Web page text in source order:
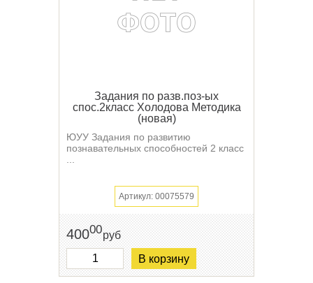
Задания по разв.поз-ых
спос.2класс Холодова Методика
(новая)
ЮУУ Задания по развитию
познавательных способностей 2 класс
...
Артикул: 00075579
40000руб
В корзину